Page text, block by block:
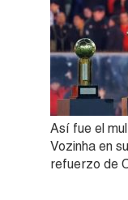
Así fue el
Vozinha en
refuerzo de